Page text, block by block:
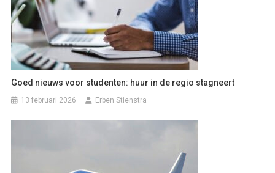
Goed nieuws voor studenten: huur in de regio stagneert
13 februari 2026 Erben Stienstra